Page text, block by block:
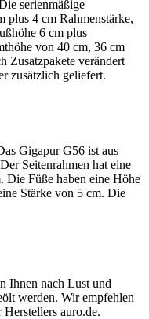
serienmäßige
plus 4 cm Rahmenstärke,
6 cm plus
von 40 cm, 36 cm
Zusatzpakete verändert
zusätzlich geliefert.
Gigapur G56 ist aus
Seitenrahmen hat eine
Die Füße haben eine Höhe
Stärke von 5 cm. Die
Ihnen nach Lust und
werden. Wir empfehlen
auro.de.